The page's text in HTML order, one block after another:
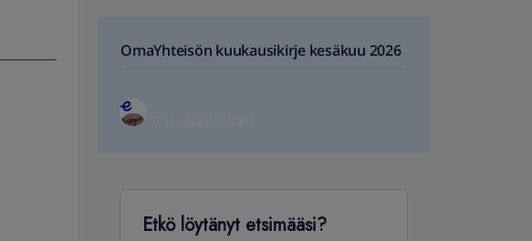
OmaYhteisön kuukausikirje kesäkuu 2026
Etkö löytänyt etsimääsi?